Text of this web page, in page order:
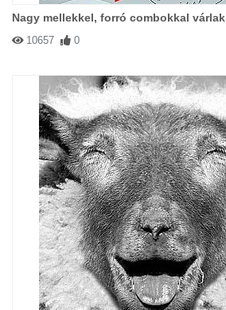
Nagy mellekkel, forró combokkal
10657 0